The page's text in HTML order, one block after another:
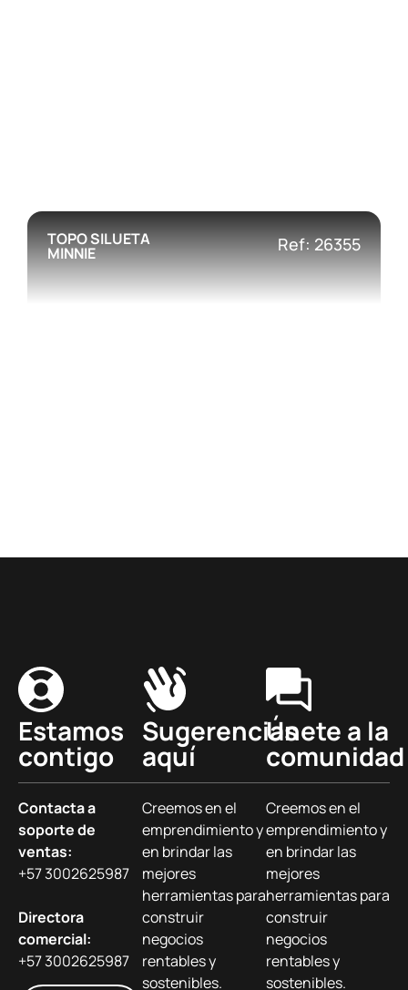
TOPO SILUETA
MINNIE Ref: 26355
Estamos
contigo
Contacta a
soporte de
ventas:
+57 3002625987
Directora
comercial:
+57 3002625987
Sugerencias
aquí
Creemos en el
emprendimiento y
en brindar las
mejores
herramientas para
construir
negocios
rentables y
sostenibles.
Únete a la
comunidad
Creemos en el
emprendimiento y
en brindar las
mejores
herramientas para
construir
negocios
rentables y
sostenibles.